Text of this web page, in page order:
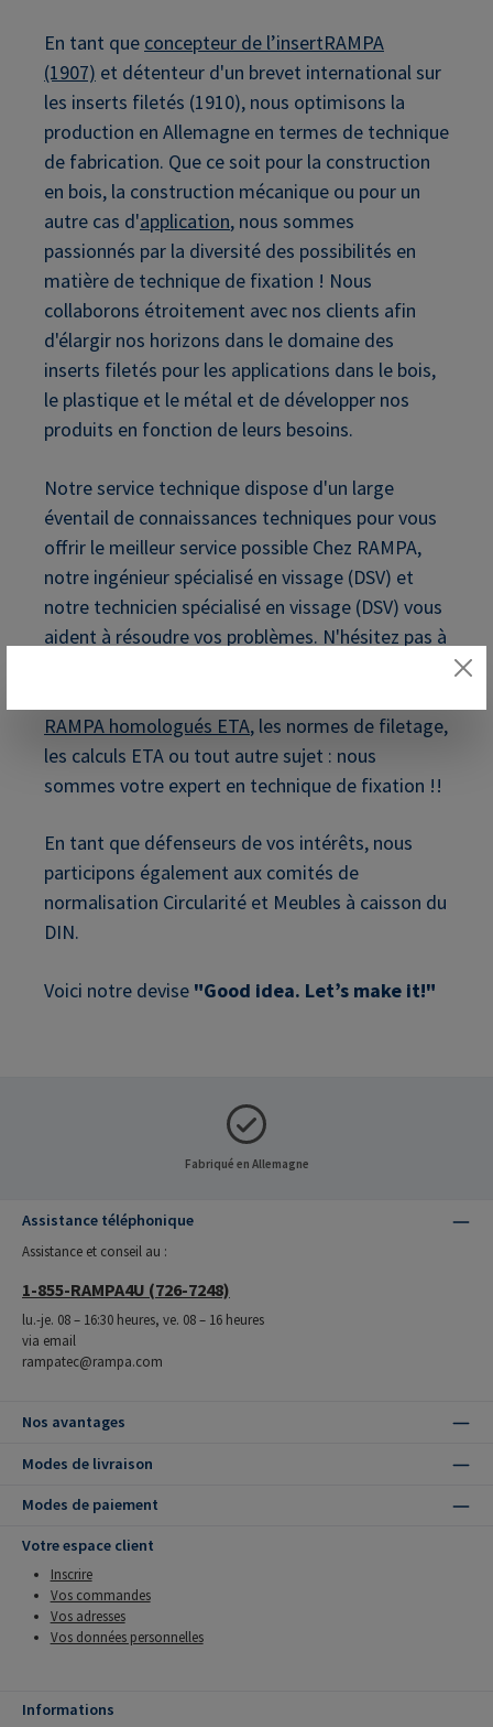
En tant que concepteur de l’insertRAMPA
(1907) et détenteur d'un brevet international sur
les inserts filetés (1910), nous optimisons la
production en Allemagne en termes de technique
de fabrication. Que ce soit pour la construction
en bois, la construction mécanique ou pour un
autre cas d'application, nous sommes
passionnés par la diversité des possibilités en
matière de technique de fixation ! Nous
collaborons étroitement avec nos clients afin
d'élargir nos horizons dans le domaine des
inserts filetés pour les applications dans le bois,
le plastique et le métal et de développer nos
produits en fonction de leurs besoins.
Notre service technique dispose d'un large
éventail de connaissances techniques pour vous
offrir le meilleur service possible Chez RAMPA,
notre ingénieur spécialisé en vissage (DSV) et
notre technicien spécialisé en vissage (DSV) vous
aident à résoudre vos problèmes. N'hésitez pas à
RAMPA homologués ETA, les normes de filetage,
les calculs ETA ou tout autre sujet : nous
sommes votre expert en technique de fixation !!
En tant que défenseurs de vos intérêts, nous
participons également aux comités de
normalisation Circularité et Meubles à caisson du
DIN.
Voici notre devise "Good idea. Let’s make it!"
Fabriqué en Allemagne
Assistance téléphonique
Assistance et conseil au :
1-855-RAMPA4U (726-7248)
lu.-je. 08 – 16:30 heures, ve. 08 – 16 heures
via email
rampatec@rampa.com
Nos avantages
Modes de livraison
Modes de paiement
Votre espace client
Inscrire
Vos commandes
Vos adresses
Vos données personnelles
Informations